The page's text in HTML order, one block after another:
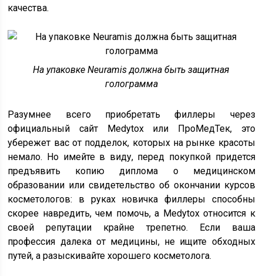
качества.
На упаковке Neuramis должна быть защитная
голограмма
Разумнее всего приобретать филлеры через
официальный сайт Medytox или ПроМедТек, это
убережет вас от подделок, которых на рынке красоты
немало. Но имейте в виду, перед покупкой придется
предъявить копию диплома о медицинском
образовании или свидетельство об окончании курсов
косметологов: в руках новичка филлеры способны
скорее навредить, чем помочь, а Medytox относится к
своей репутации крайне трепетно. Если ваша
профессия далека от медицины, не ищите обходных
путей, а разыскивайте хорошего косметолога.